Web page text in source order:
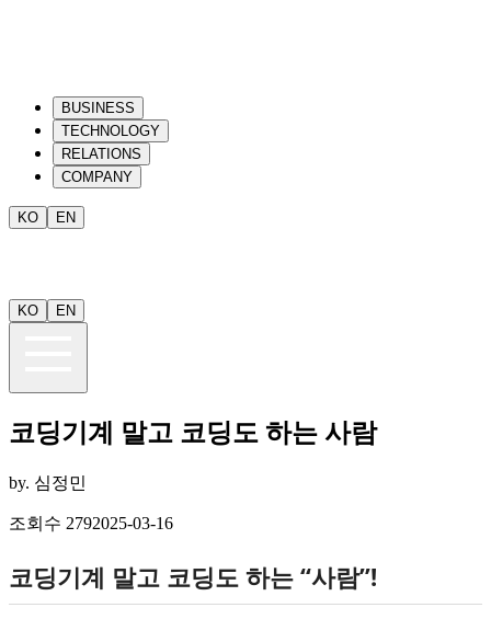
BUSINESS
TECHNOLOGY
RELATIONS
COMPANY
KO EN
KO EN
코딩기계 말고 코딩도 하는 사람
by. 심정민
조회수 2792025-03-16
코딩기계 말고 코딩도 하는 “사람”!